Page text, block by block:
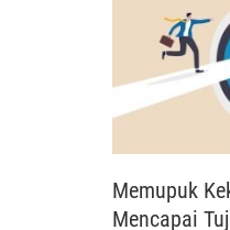
Memupuk
Mencapai